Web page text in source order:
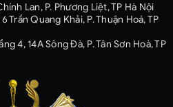
Lan, P. Phương Liệt, TP Hà Nội
6 Trần Quang Khải, P. Thuận Hoá, TP
4, 14A Sông Đà, P. Tân Sơn Hoà, TP